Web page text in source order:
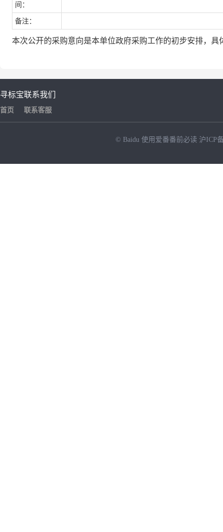
间：
备注：
本次公开的采购意向是本单位政府采购工作的初步安排，
寻标宝
首页
联系我们
联系客服
© Baidu 使用爱番番前必读 沪ICP